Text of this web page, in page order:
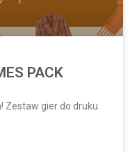
PACK
Zestaw gier do druku